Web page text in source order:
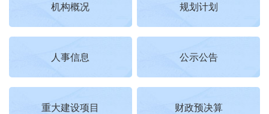
机构概况 规划计划
人事信息 公示公告
重大建设项目 财政预决算